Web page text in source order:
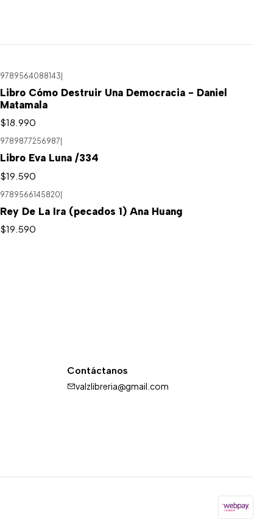
9789564088143
Libro Cómo Destruir Una Democracia - Daniel
Matamala
$18.990
9789877256987
Libro Eva Luna /334
$19.590
9789566145820|
Rey De La Ira (pecados 1) Ana Huang
$19.590
Contáctanos
valzlibreria@gmail.com